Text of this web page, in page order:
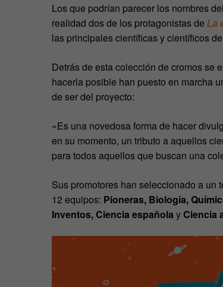
Los que podrían parecer los nombres
realidad dos de los protagonistas de La
las principales científicas y científicos
Detrás de esta colección de cromos se
hacerla posible han puesto en marcha
de ser del proyecto:
«Es una novedosa forma de hacer
en su momento, un tributo a aquellos
para todos aquellos que buscan una
Sus promotores han seleccionado a un
12 equipos: Pioneras, Biología,
Inventos, Ciencia española yCiencia